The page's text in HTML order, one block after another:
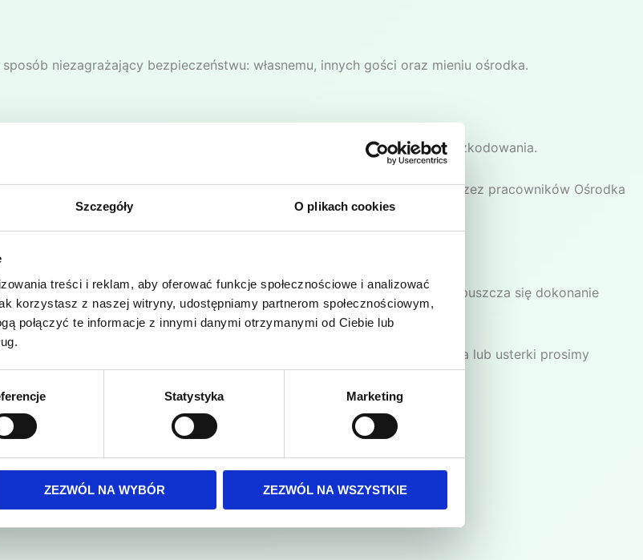
Szczegóły O plikach cookies
treści i reklam, aby oferować funkcje społecznościowe i analizować
korzystasz z naszej witryny, udostępniamy partnerom społecznościowym,
połączyć te informacje z innymi danymi otrzymanymi od Ciebie lub
Statystyka Marketing
ZEZWÓL NA WYBÓR ZEZWÓL NA WSZYSTKIE
niezagrażający bezpieczeństwu: własnemu, innych gości oraz mieniu ośrodka.
ośrodku mogą zostać z niego usunięte bez prawa do jakiegokolwiek odszkodowania.
po grillowaniu należy zalać wodą i umieścić we wskazanym przez pracowników Ośrodka
możliwości ustalenia kosztu naprawy w chwili powstania szkody, dopuszcza się dokonanie
zniszczeń.
czystości udostępniamy na życzenie. Ewentualne trwalsze zabrudzenia lub usterki prosimy
miejsce, a śmieci wynieść do rozstawionych kontenerów na odpady.
lub zgubione przez Gości na terenie ośrodka.
wypoczynek.